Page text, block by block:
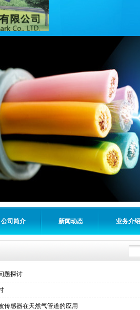
公司简介 新闻动态 业务介绍
题探讨
传感器在天然气管道的应用